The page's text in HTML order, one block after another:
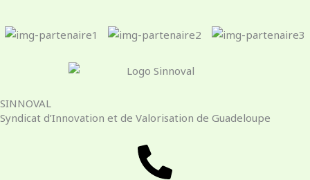
SINNOVAL
Syndicat d’Innovation et de Valorisation de Guadeloupe